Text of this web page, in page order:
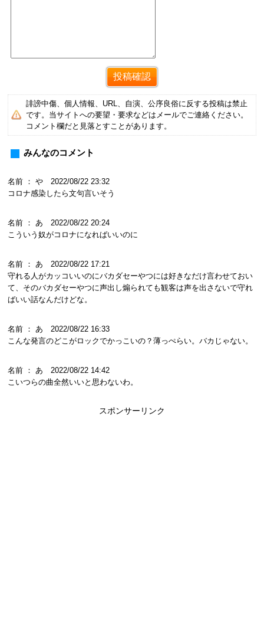
誹謗中傷、個人情報、URL、自演、公序良俗に反する投稿は禁止
です。当サイトへの要望・要求などはメールでご連絡ください。
コメント欄だと見落とすことがあります。
みんなのコメント
名前 ： や 2022/08/22 23:32
コロナ感染したら文句言いそう
名前 ： あ 2022/08/22 20:24
こういう奴がコロナになればいいのに
名前 ： あ 2022/08/22 17:21
守れる人がカッコいいのにバカダセーやつには好きなだけ言わせておい
て、そのバカダセーやつに声出し煽られても観客は声を出さないで守れ
ばいい話なんだけどな。
名前 ： あ 2022/08/22 16:33
こんな発言のどこがロックでかっこいの？薄っぺらい。バカじゃない。
名前 ： あ 2022/08/22 14:42
こいつらの曲全然いいと思わないわ。
スポンサーリンク